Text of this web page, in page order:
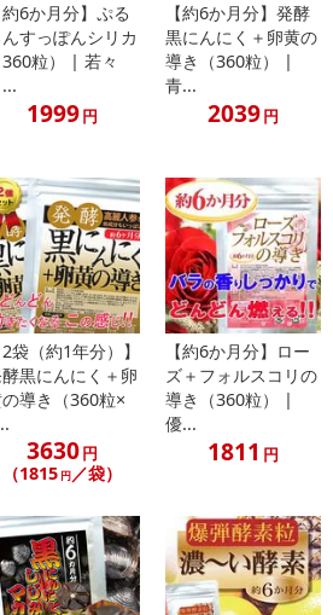
料原産地表示制度]の経過措置期間の終
の原産国・原材料の表記が旧表記の場
た上でお申込みください。なお、本理由
セル・返品交換は対応いたしかねます。
合算払い、クレジットカード払い、dポ
。
いて】
同梱、お届けの日時指定はいたしかね
いただけない場合、商品の再発送や返
、お受けできません。宅配業者からの
。
貨店よりお届けする商品は、ご利用いた
ことを目的としており、転売等は固く
約6か月分】ぷる
すっぽんシリカ
360粒） | 若々
1999円
【約6か月分】発酵
黒にんにく＋卵黄の
導き（360粒） |
青...
2039円
2袋（約1年分）】
黒にんにく＋卵
導き（360粒×
3630円
（1815 円 ／袋）
【約6か月分】ロー
ズ＋フォルスコリの
導き（360粒） |
優...
1811 円